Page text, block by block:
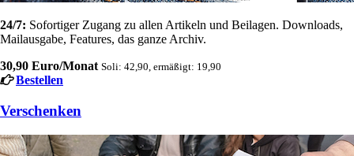
24/7: Sofortiger Zugang zu allen Artikeln und Beilagen. Downloads,
Mailausgabe, Features, das ganze Archiv.
30,90 Euro/Monat Soli: 42,90, ermäßigt: 19,90
Bestellen
Verschenken